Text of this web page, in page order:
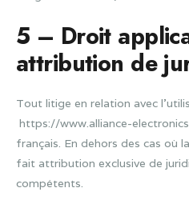
5 – Droit
attribution de
Tout litige en relation avec
https://www.alliance-
français. En dehors des cas où
fait attribution exclusive de
compétents.